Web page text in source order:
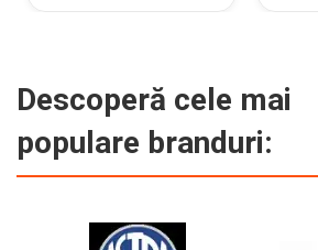
Descoperă cele mai
populare branduri: